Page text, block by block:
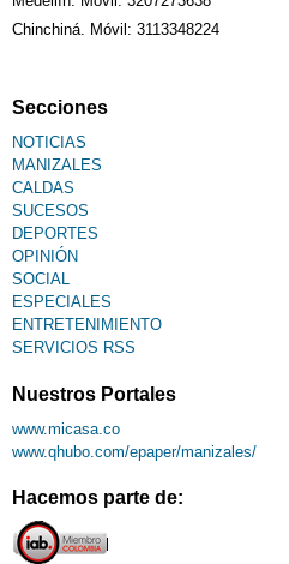
Chinchiná. Móvil: 3113348224
Secciones
NOTICIAS
MANIZALES
CALDAS
SUCESOS
DEPORTES
OPINIÓN
SOCIAL
ESPECIALES
ENTRETENIMIENTO
SERVICIOS RSS
Nuestros Portales
www.micasa.co
www.qhubo.com/epaper/manizales/
Hacemos parte de: